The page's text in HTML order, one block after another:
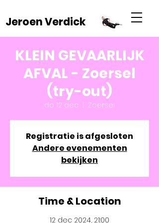
Jeroen Verdick
KLEIN GEVAARLIJK
AFVAL - Zoersel
(try-out)
do 12 dec Zoersel
Registratie is afgesloten
Andere evenementen
bekijken
Time & Location
12 dec 2024, 21:00